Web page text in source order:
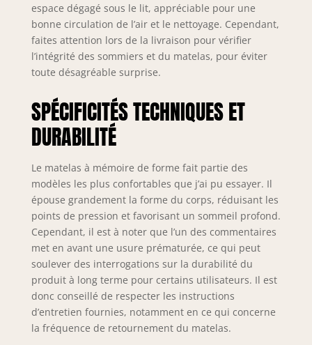
espace dégagé sous le lit, appréciable pour une
bonne circulation de l’air et le nettoyage. Cependant,
faites attention lors de la livraison pour vérifier
l’intégrité des sommiers et du matelas, pour éviter
toute désagréable surprise.
SPÉCIFICITÉS TECHNIQUES ET
DURABILITÉ
Le matelas à mémoire de forme fait partie des
modèles les plus confortables que j’ai pu essayer. Il
épouse grandement la forme du corps, réduisant les
points de pression et favorisant un sommeil profond.
Cependant, il est à noter que l’un des commentaires
met en avant une usure prématurée, ce qui peut
soulever des interrogations sur la durabilité du
produit à long terme pour certains utilisateurs. Il est
donc conseillé de respecter les instructions
d’entretien fournies, notamment en ce qui concerne
la fréquence de retournement du matelas.